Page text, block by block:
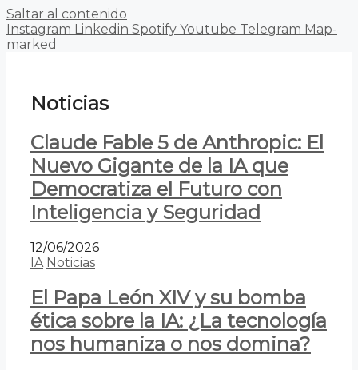
Saltar al contenido
Instagram Linkedin Spotify Youtube Telegram Map-
marked
Noticias
Claude Fable 5 de Anthropic: El
Nuevo Gigante de la IA que
Democratiza el Futuro con
Inteligencia y Seguridad
12/06/2026
IA Noticias
El Papa León XIV y su bomba
ética sobre la IA: ¿La tecnología
nos humaniza o nos domina?